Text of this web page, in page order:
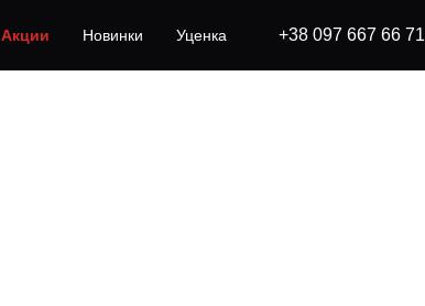
Акции Новинки Уценка +38 097 667 66 71